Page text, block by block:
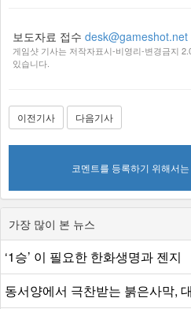
보도자료 접수 desk@gameshot.net
게임샷 기사는 저작자표시-비영리-변경금지
있습니다.
이전기사 다음기사
코멘트를 등록하기 위해서는
가장 많이 본 뉴스
‘1승’ 이 필요한 한화생명과 젠지
동서양에서 극찬받는 붉은사막,